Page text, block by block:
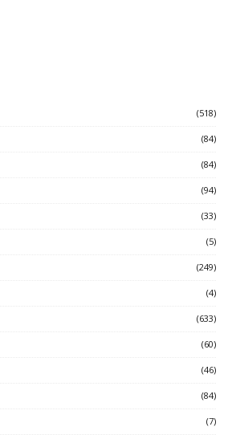
(518)
(84)
(84)
(94)
(33)
(5)
(249)
(4)
(633)
(60)
(46)
(84)
(7)